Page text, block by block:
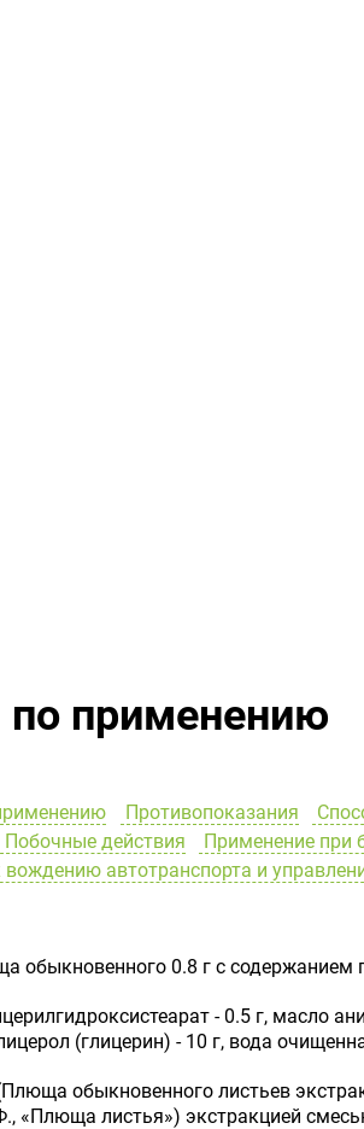
по применению
Противопоказания
Побочные действия Применение при
вождению автотранспорта и
обыкновенного 0.8 г с содержанием
- 0.5 г, масло
(глицерин) - 10 г, вода
обыкновенного листьев
«Плюща листья») экстракцией